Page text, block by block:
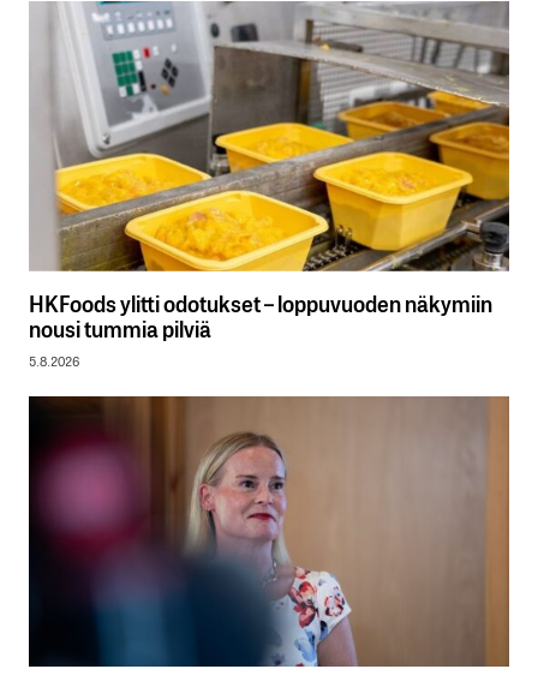
HKFoods ylitti odotukset – loppuvuoden näkymiin
nousi tummia pilviä
5.8.2026